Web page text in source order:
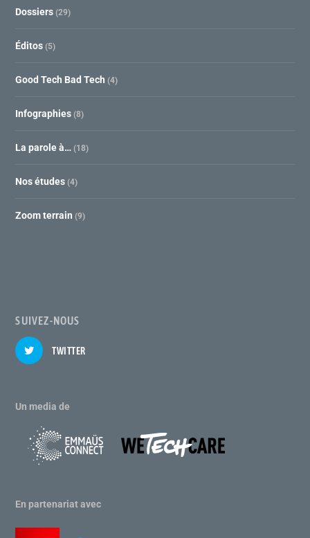
Dossiers (29)
Éditos (5)
Good Tech Bad Tech (4)
Infographies (8)
La parole à… (18)
Nos études (4)
Zoom terrain (9)
SUIVEZ-NOUS
TWITTER
Un media de
En partenariat avec